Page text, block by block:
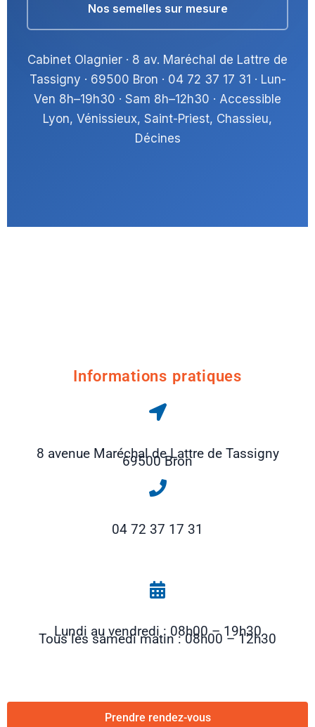
Nos semelles sur mesure
Cabinet Olagnier · 8 av. Maréchal de Lattre de
Tassigny · 69500 Bron · 04 72 37 17 31 · Lun-
Ven 8h–19h30 · Sam 8h–12h30 · Accessible
Lyon, Vénissieux, Saint-Priest, Chassieu,
Décines
Informations pratiques
8 avenue Maréchal de Lattre de Tassigny
69500 Bron
04 72 37 17 31
Lundi au vendredi : 08h00 – 19h30
Tous les samedi matin : 08h00 – 12h30
Prendre rendez-vous